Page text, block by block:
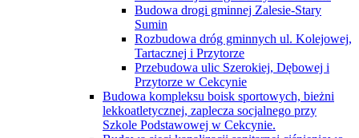
Budowa drogi gminnej Zalesie-Stary
Sumin
Rozbudowa dróg gminnych ul. Kolejowej,
Tartacznej i Przytorze
Przebudowa ulic Szerokiej, Dębowej i
Przytorze w Cekcynie
Budowa kompleksu boisk sportowych, bieżni
lekkoatletycznej, zaplecza socjalnego przy
Szkole Podstawowej w Cekcynie.